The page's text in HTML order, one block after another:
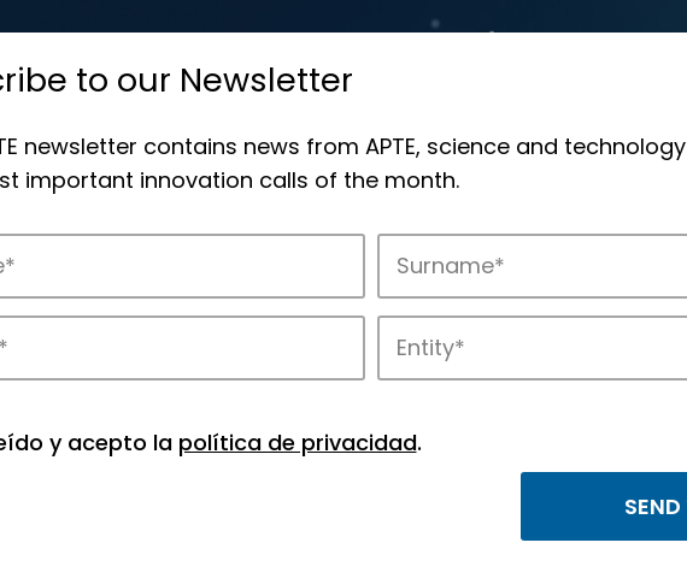
innovation in APTE’s parks.
to our Newsletter
newsletter contains news from APTE, science and
important innovation calls of the month.
y acepto la política de privacidad.